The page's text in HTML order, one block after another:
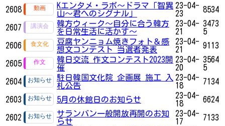
2608
Kエンタメ・ラボ～ドラマ「智異
山～君へのシグナル」
23-04-
23
8534
2607
韓方ウィーク～自分に合う韓方
を日常生活に活かす～
23-04-
21
3473
5
2606
豆腐ヤンニョム焼きフォト＆感
想文コンテスト 当選者発表
23-04-
21
9113
2605
韓日交流 作文コンテスト2023開
催
23-04-
20
3564
5
2604
駐日韓国文化院 企画展 施工 入
札公告
23-04-
18
7134
2603 5月の休館日のお知らせ
23-04-
18
6624
2602
サランバン一般開放再開のお知
らせ
23-04-
17
7133